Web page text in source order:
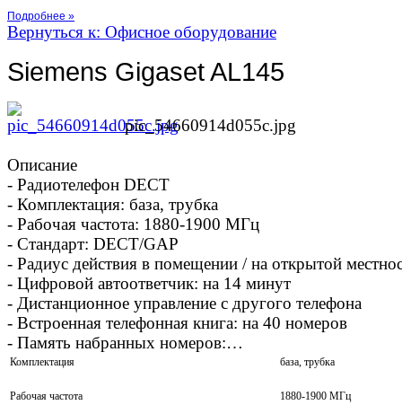
Подробнее »
Вернуться к: Офисное оборудование
Siemens Gigaset AL145
pic_54660914d055c.jpg
Описание
- Радиотелефон DECT
- Комплектация: база, трубка
- Рабочая частота: 1880-1900 МГц
- Стандарт: DECT/GAP
- Радиус действия в помещении / на открытой
- Цифровой автоответчик: на 14 минут
- Дистанционное управление с другого телефона
- Встроенная телефонная книга: на 40 номеров
- Память набранных номеров:…
Комплектация база, трубка
Рабочая частота 1880-1900 МГц